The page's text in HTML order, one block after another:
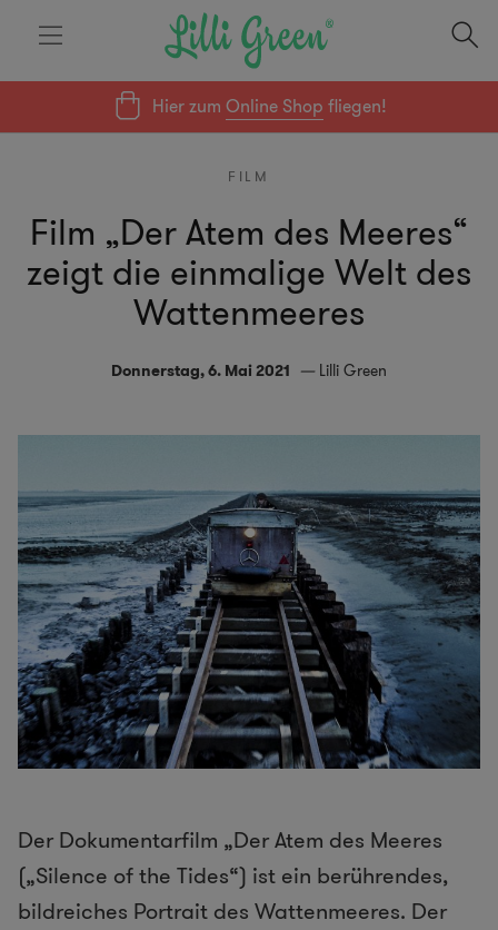
Hier zumOnline Shop fliegen!
FILM
Film „Der Atem des Meeres“
zeigt die einmalige Welt des
Wattenmeeres
Donnerstag, 6. Mai 2021 Lilli Green
Der Dokumentarfilm „Der Atem des Meeres
(„Silence of the Tides“) ist ein berührendes,
bildreiches Portrait des Wattenmeeres. Der